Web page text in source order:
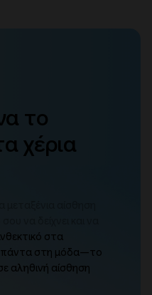
το
χέρια
στα
πάντα στη μόδα—το
αληθινή αίσθηση